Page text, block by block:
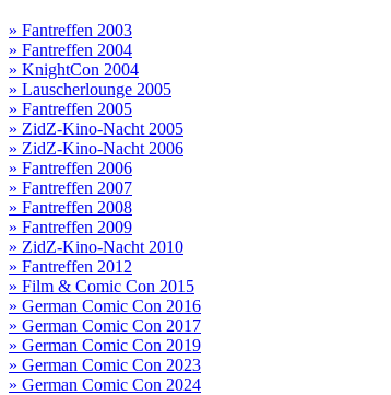
» Fantreffen 2003
» Fantreffen 2004
» KnightCon 2004
» Lauscherlounge 2005
» Fantreffen 2005
» ZidZ-Kino-Nacht 2005
» ZidZ-Kino-Nacht 2006
» Fantreffen 2006
» Fantreffen 2007
» Fantreffen 2008
» Fantreffen 2009
» ZidZ-Kino-Nacht 2010
» Fantreffen 2012
» Film & Comic Con 2015
» German Comic Con 2016
» German Comic Con 2017
» German Comic Con 2019
» German Comic Con 2023
» German Comic Con 2024